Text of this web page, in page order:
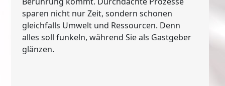
sparen nicht nur Zeit, sondern schonen
gleichfalls Umwelt und Ressourcen. Denn
alles soll funkeln, während Sie als Gastgeber
glänzen.